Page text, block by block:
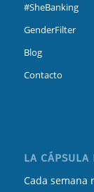
#SheBanking
GenderFilter
Blog
Contacto
LA CÁPSULA
Cada semana